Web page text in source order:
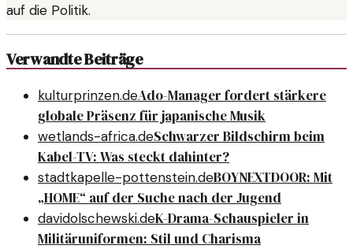
auf die Politik.
Verwandte Beiträge
kulturprinzen.deAdo-Manager fordert stärkere
globale Präsenz für japanische Musik
wetlands-africa.deSchwarzer Bildschirm beim
Kabel-TV: Was steckt dahinter?
stadtkapelle-pottenstein.deBOYNEXTDOOR: Mit
„HOME“ auf der Suche nach der Jugend
davidolschewski.deK-Drama-Schauspieler in
Militäruniformen: Stil und Charisma